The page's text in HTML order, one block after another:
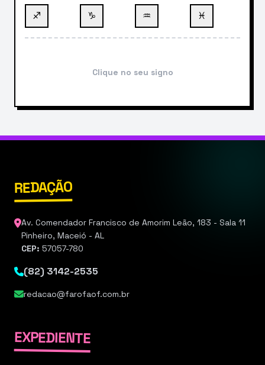
♐ ♑ ♒ ♓
Clique no seu signo
REDAÇÃO
Av. Comendador Francisco de Amorim Leão, 183 - Sala 11
Pinheiro, Maceió - AL
CEP: 57057-780
(82) 3142-2535
redacao@farofaof.com.br
EXPEDIENTE